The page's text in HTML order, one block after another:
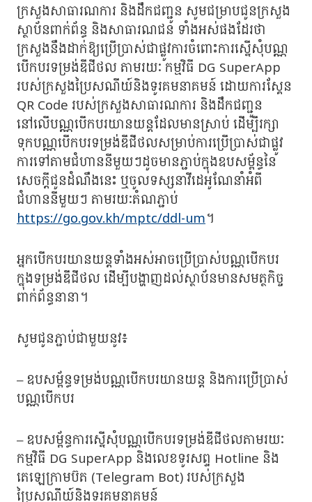
ក្រសួងសាធារណការ និងដឹកជញ្ជូន សូមជម្រាបជូនក្រសួង
ស្ថាប័នពាក់ព័ន្ធ និងសាធារណជន ទាំងអស់ផងដែរថា
ក្រសួងនឹងដាក់ឱ្យប្រើប្រាស់ជាផ្លូវការចំពោះការស្នើសុំបណ្ណ
បើកបរទម្រង់ឌីជីថល តាមរយៈ កម្មវិធី DG SuperApp
របស់ក្រសួងប្រៃសណីយ៍និងទូរគមនាគមន៍ ដោយការស្គែន
QR Code របស់ក្រសួងសាធារណការ និងដឹកជញ្ជូន
នៅលើបណ្ណបើកបរយានយន្តដែលមានស្រាប់ ដើម្បីរក្សា
ទុកបណ្ណបើកបរទម្រង់ឌីជីថលសម្រាប់ការប្រើប្រាស់ជាផ្លូវ
ការទៅតាមជំហាននីមួយៗដូចមានភ្ជាប់ក្នុងឧបសម្ព័ន្ធនៃ
សេចក្ដីជូនដំណឹងនេះ ឬចូលទស្សនាវីដេអូណែនាំអំពី
ជំហាននីមួយៗ តាមរយៈតំណភ្ជាប់
https://go.gov.kh/mptc/ddl-um។
អ្នកបើកបរយានយន្តទាំងអស់អាចប្រើប្រាស់បណ្ណបើកបរ
ក្នុងទម្រង់ឌីជីថល ដើម្បីបង្ហាញដល់ស្ថាប័នមានសមត្ថកិច្ច
ពាក់ព័ន្ធនានា។
សូមជូនភ្ជាប់ជាមួយនូវ៖
– ឧបសម្ព័ន្ធទម្រង់បណ្ណបើកបរយានយន្ត និងការប្រើប្រាស់
បណ្ណបើកបរ
– ឧបសម្ព័ន្ធការស្នើសុំបណ្ណបើកបរទម្រង់ឌីជីថលតាមរយៈ
កម្មវិធី DG SuperApp និងលេខទូរសព្ទ Hotline និង
តេឡេក្រាមប៊ត (Telegram Bot) របស់ក្រសួង
ប្រៃសណីយ៍និងទូរគមនាគមន៍